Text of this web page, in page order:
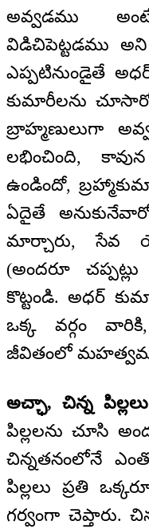
అవ్వడము
విడిచిపెట్టడము
ఎప్పటినుండైతే
కుమారీలను
బ్రాహ్మణులుగా
లభించింది,
ఉండిందో,
ఏదైతే
మార్చారు, సేవ
(అందరూ
కొట్టండి. అధర్
ఒక్క వర్గం
జీవితంలో
అచ్ఛా, చిన్న
పిల్లలను చూసి
చిన్నతనంలోనే
పిల్లలు ప్రతి
గర్వంగా చెప్తారు.